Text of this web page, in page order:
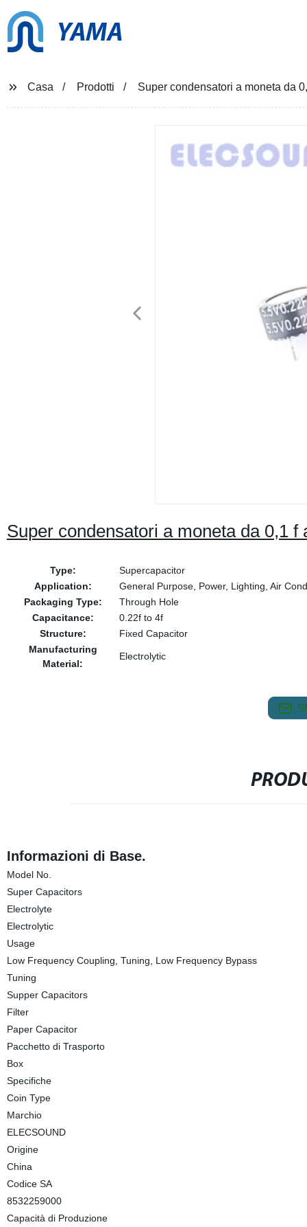
YAMA
Casa Prodotti Super condensatori a moneta da
Super condensatori a moneta da 0,1 f
Type:
Supercapacitor
Application:
General Purpose, Power, Lighting, Air
Packaging Type:
Through Hole
Capacitance:
0.22f to 4f
Structure:
Fixed Capacitor
Manufacturing
Material:
Electrolytic
Informazioni di Base.
Model No.
Super Capacitors
Electrolyte
Electrolytic
Usage
Low Frequency Coupling, Tuning, Low Frequency Bypass
Tuning
Supper Capacitors
Filter
Paper Capacitor
Pacchetto di Trasporto
Box
Specifiche
Coin Type
Marchio
ELECSOUND
Origine
China
Codice SA
8532259000
Capacità di Produzione